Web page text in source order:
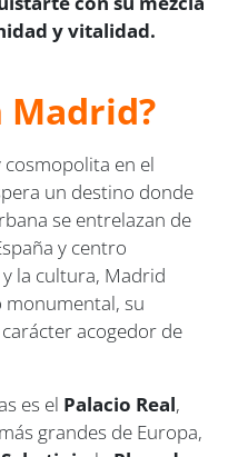
y vitalidad.
Madrid?
en el
un destino donde
se entrelazan de
y centro
la cultura, Madrid
su
acogedor de
es el Palacio Real,
grandes de Europa,